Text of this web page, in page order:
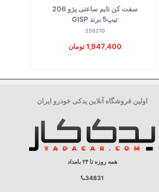
سفت کن تایم ساعتی پژو 206
تیپ5 برند GISP
256210
1,947,400 تومان
اولین فروشگاه آنلاین یدکی خودرو ایران
همه روزه تا ۲۴ بامداد
34831